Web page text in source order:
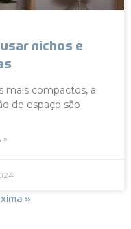
nichos e
mais compactos, a
de espaço são
»
»